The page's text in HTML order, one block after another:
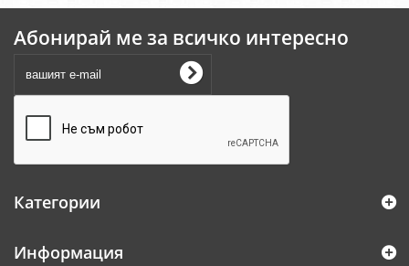
Абонирай ме за всичко интересно
Категории
Информация